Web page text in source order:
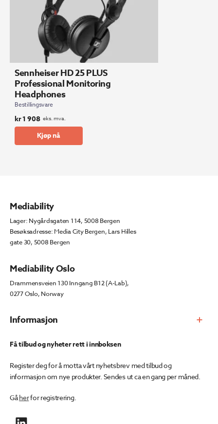
Sennheiser HD 25 PLUS
Professional Monitoring
Headphones
Bestillingsvare
kr1 908 eks. mva.
Kjøp nå
Informasjon
Mediability
Lager: Nygårdsgaten 114, 5008 Bergen
Besøksadresse: Media City Bergen, Lars Hilles
gate 30, 5008 Bergen
Mediability Oslo
Drammensveien 130 Inngang B12 (A-Lab),
0277 Oslo, Norway
Få tilbud og nyheter rett i innboksen
Register deg for å motta vårt nyhetsbrev med tilbud og
informasjon om nye produkter. Sendes ut ca en gang per måned.
Gåherfor registrering.